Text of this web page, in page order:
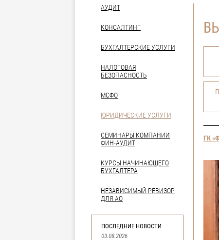
АУДИТ
КОНСАЛТИНГ
БУХГАЛТЕРСКИЕ УСЛУГИ
НАЛОГОВАЯ
БЕЗОПАСНОСТЬ
МСФО
ЮРИДИЧЕСКИЕ УСЛУГИ
СЕМИНАРЫ КОМПАНИИ
ФИН-АУДИТ
КУРСЫ НАЧИНАЮЩЕГО
БУХГАЛТЕРА
НЕЗАВИСИМЫЙ РЕВИЗОР
ДЛЯ АО
ПОСЛЕДНИЕ НОВОСТИ
03.08.2026
ГК